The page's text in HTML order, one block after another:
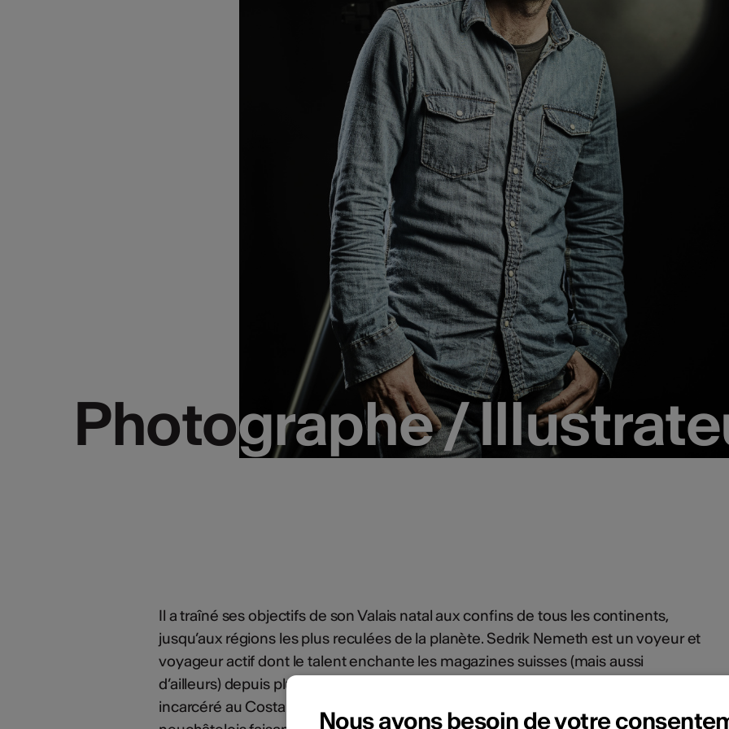
Photographe /
Photographe /
Il a traîné ses objectifs de son Valais natal aux confins de tous les continents,
jusqu’aux régions les plus reculées de la planète. Sedrik Nemeth est un voyeur et
voyageur actif dont le talent enchante les magazines suisses (mais aussi
d’ailleurs) depuis plus de vingt ans. Un reportage sur un Fribourgeois injustement
incarcéré au Costa Rica ? C’était lui. Un autre sur un groupe de vieux copains
Nous avons besoin de votre